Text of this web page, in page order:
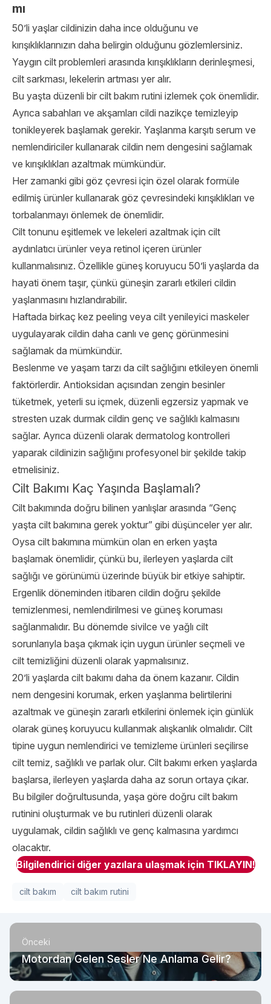
mı
50’li yaşlar cildinizin daha ince olduğunu ve
kırışıklıklarınızın daha belirgin olduğunu gözlemlersiniz.
Yaygın cilt problemleri arasında kırışıklıkların derinleşmesi,
cilt sarkması, lekelerin artması yer alır.
Bu yaşta düzenli bir cilt bakım rutini izlemek çok önemlidir.
Ayrıca sabahları ve akşamları cildi nazikçe temizleyip
tonikleyerek başlamak gerekir. Yaşlanma karşıtı serum ve
nemlendiriciler kullanarak cildin nem dengesini sağlamak
ve kırışıklıkları azaltmak mümkündür.
Her zamanki gibi göz çevresi için özel olarak formüle
edilmiş ürünler kullanarak göz çevresindeki kırışıklıkları ve
torbalanmayı önlemek de önemlidir.
Cilt tonunu eşitlemek ve lekeleri azaltmak için cilt
aydınlatıcı ürünler veya retinol içeren ürünler
kullanmalısınız. Özellikle güneş koruyucu 50’li yaşlarda da
hayati önem taşır, çünkü güneşin zararlı etkileri cildin
yaşlanmasını hızlandırabilir.
Haftada birkaç kez peeling veya cilt yenileyici maskeler
uygulayarak cildin daha canlı ve genç görünmesini
sağlamak da mümkündür.
Beslenme ve yaşam tarzı da cilt sağlığını etkileyen önemli
faktörlerdir. Antioksidan açısından zengin besinler
tüketmek, yeterli su içmek, düzenli egzersiz yapmak ve
stresten uzak durmak cildin genç ve sağlıklı kalmasını
sağlar. Ayrıca düzenli olarak dermatolog kontrolleri
yaparak cildinizin sağlığını profesyonel bir şekilde takip
etmelisiniz.
Cilt Bakımı Kaç Yaşında Başlamalı?
Cilt bakımında doğru bilinen yanlışlar arasında “Genç
yaşta cilt bakımına gerek yoktur” gibi düşünceler yer alır.
Oysa cilt bakımına mümkün olan en erken yaşta
başlamak önemlidir, çünkü bu, ilerleyen yaşlarda cilt
sağlığı ve görünümü üzerinde büyük bir etkiye sahiptir.
Ergenlik döneminden itibaren cildin doğru şekilde
temizlenmesi, nemlendirilmesi ve güneş koruması
sağlanmalıdır. Bu dönemde sivilce ve yağlı cilt
sorunlarıyla başa çıkmak için uygun ürünler seçmeli ve
cilt temizliğini düzenli olarak yapmalısınız.
20’li yaşlarda cilt bakımı daha da önem kazanır. Cildin
nem dengesini korumak, erken yaşlanma belirtilerini
azaltmak ve güneşin zararlı etkilerini önlemek için günlük
olarak güneş koruyucu kullanmak alışkanlık olmalıdır. Cilt
tipine uygun nemlendirici ve temizleme ürünleri seçilirse
cilt temiz, sağlıklı ve parlak olur. Cilt bakımı erken yaşlarda
başlarsa, ilerleyen yaşlarda daha az sorun ortaya çıkar.
Bu bilgiler doğrultusunda, yaşa göre doğru cilt bakım
rutinini oluşturmak ve bu rutinleri düzenli olarak
uygulamak, cildin sağlıklı ve genç kalmasına yardımcı
olacaktır.
Bilgilendirici diğer yazılara ulaşmak için TIKLAYIN!
cilt bakım cilt bakım rutini
Önceki
Motordan Gelen Sesler Ne Anlama Gelir?